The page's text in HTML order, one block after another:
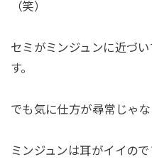
（笑）
セミがミンジュンに近づ
す。
でも気に仕方が尋常じゃ
ミンジュンは耳がイイの